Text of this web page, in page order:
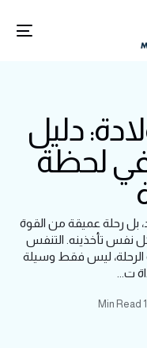
دليل
لحظة
بل رحلة عميقة من القوة
نفس تأخذينه. التنفس
الرحلة، ليس فقط وسيلة
ت...
1 Min Read